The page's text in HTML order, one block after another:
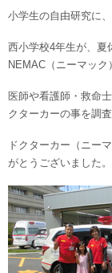
小学生の自由研究に
西小学校4年生が、夏
NEMAC（ニーマック
医師や看護師・救命
クターカーの事を調
ドクターカー（ニー
がとうございました。